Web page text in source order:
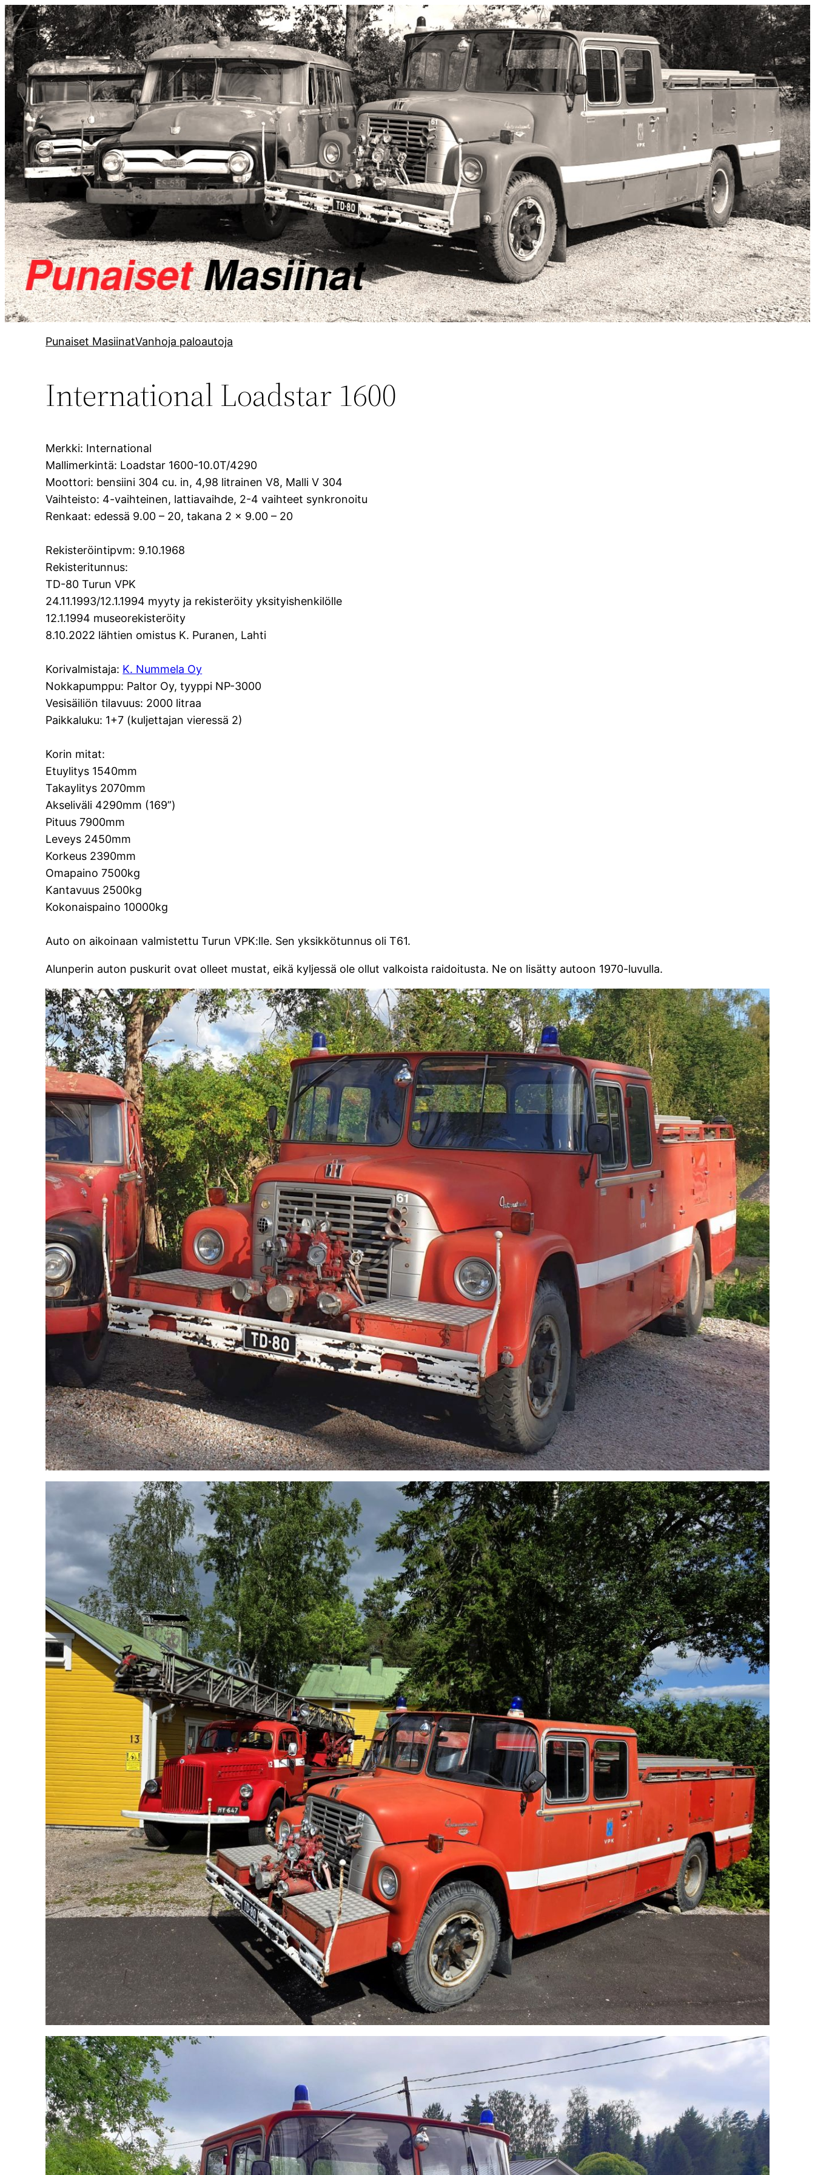
Punaiset MasiinatVanhoja paloautoja
International Loadstar 1600
Merkki: International
Mallimerkintä: Loadstar 1600-10.0T/4290
Moottori: bensiini 304 cu. in, 4,98 litrainen V8, Malli V 304
Vaihteisto: 4-vaihteinen, lattiavaihde, 2-4 vaihteet synkronoitu
Renkaat: edessä 9.00 – 20, takana 2 x 9.00 – 20
Rekisteröintipvm: 9.10.1968
Rekisteritunnus:
TD-80 Turun VPK
24.11.1993/12.1.1994 myyty ja rekisteröity yksityishenkilölle
12.1.1994 museorekisteröity
8.10.2022 lähtien omistus K. Puranen, Lahti
Korivalmistaja: K. Nummela Oy
Nokkapumppu: Paltor Oy, tyyppi NP-3000
Vesisäiliön tilavuus: 2000 litraa
Paikkaluku: 1+7 (kuljettajan vieressä 2)
Korin mitat:
Etuylitys 1540mm
Takaylitys 2070mm
Akseliväli 4290mm (169”)
Pituus 7900mm
Leveys 2450mm
Korkeus 2390mm
Omapaino 7500kg
Kantavuus 2500kg
Kokonaispaino 10000kg
Auto on aikoinaan valmistettu Turun VPK:lle. Sen yksikkötunnus oli T61.
Alunperin auton puskurit ovat olleet mustat, eikä kyljessä ole ollut valkoista raidoitusta. Ne on lisätty autoon 1970-luvulla.